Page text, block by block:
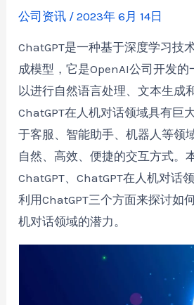
公司资讯 /2023年 6月 14日
ChatGPT是一种基于深度学习技
成模型，它是OpenAI公司开发
以进行自然语言处理、文本生成
ChatGPT在人机对话领域具有巨
于客服、智能助手、机器人等领
自然、高效、便捷的交互方式。
ChatGPT、ChatGPT在人机对话
利用ChatGPT三个方面来探讨如
机对话领域的潜力。